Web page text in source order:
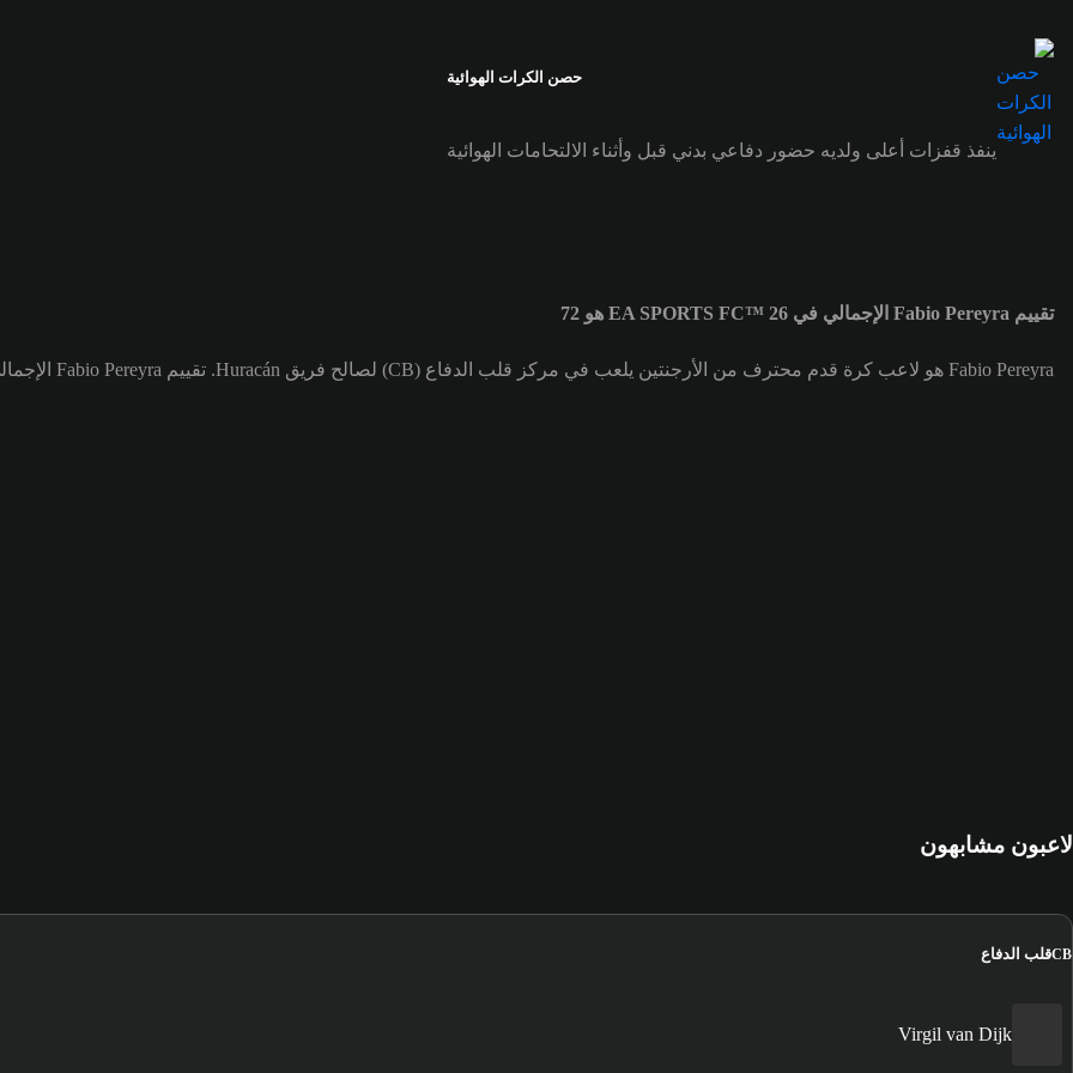
حصن الكرات الهوائية
ينفذ قفزات أعلى ولديه حضور دفاعي بدني قبل وأثناء الالتحامات الهوائية
تقييم Fabio Pereyra الإجمالي في EA SPORTS FC™ 26 هو 72
Fabio Pereyra هو لاعب كرة قدم محترف من الأرجنتين يلعب في مركز قلب الدفاع (CB) لصالح فريق Huracán. تقييم Fabio Pereyra الإجمالي هو 72.
لاعبون مشابهون
CBقلب الدفاع
Virgil van Dijk